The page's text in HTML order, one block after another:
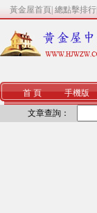
黃金屋首頁 總點擊排行
首 頁 手機版
文章查詢：